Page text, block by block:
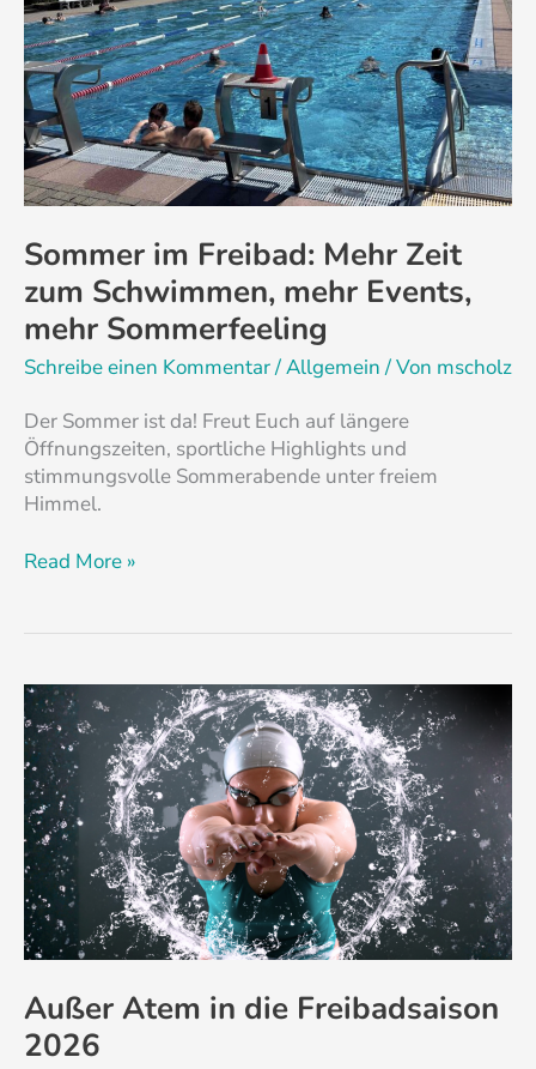
Sommer im Freibad: Mehr Zeit
zum Schwimmen, mehr Events,
mehr Sommerfeeling
Schreibe einen Kommentar/Allgemein/ Von mscholz
Der Sommer ist da! Freut Euch auf längere
Öffnungszeiten, sportliche Highlights und
stimmungsvolle Sommerabende unter freiem
Himmel.
Schwimmen,
mehr
Events,
mehr
Sommerfeeling
Read More »
Außer Atem in die Freibadsaison
2026
Außer
Atem
in
die
Freibadsaison
2026